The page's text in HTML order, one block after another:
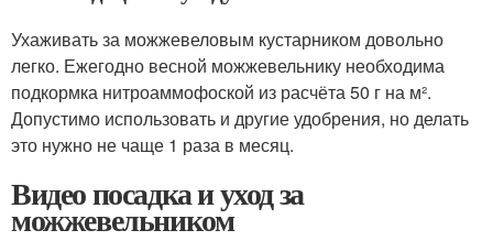
Ухаживать за можжевеловым кустарником довольно
легко. Ежегодно весной можжевельнику необходима
подкормка нитроаммофоской из расчёта 50 г на м².
Допустимо использовать и другие удобрения, но делать
это нужно не чаще 1 раза в месяц.
Видео посадка и уход за
можжевельником